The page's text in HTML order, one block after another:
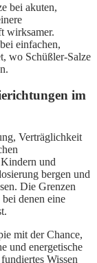
bei akuten,
wirksamer.
einfachen,
wo Schüßler-Salze
im
Verträglichkeit
und
bergen und
Die Grenzen
denen eine
mit der Chance,
und energetische
Wissen